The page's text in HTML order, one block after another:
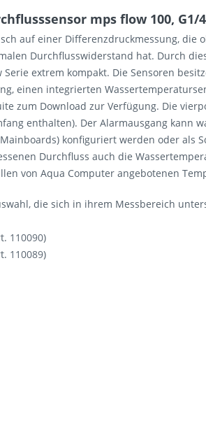
mps flow 100, G1/
auf einer Differenzdruckmessung,
Durchflusswiderstand hat. Durch
extrem kompakt. Die Sensoren
einen integrierten
zum Download zur Verfügung. Die
enthalten). Der Alarmausgang kann
konfiguriert werden oder als
Durchfluss auch die
von Aqua Computer angebotenen
die sich in ihrem Messbereich
110090)
110089)